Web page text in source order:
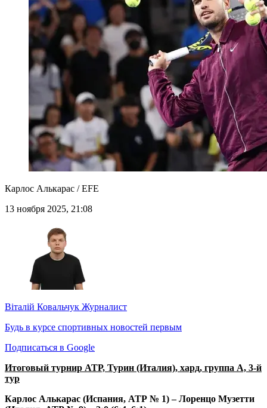
Карлос Алькарас / EFE
13 ноября 2025, 21:08
Віталій Ковальчук Журналист
Будь в курсе спортивных новостей первым
Подписаться в Google
Итоговый турнир АТР, Турин (Италия), хард, группа А, 3-й
тур
Карлос Алькарас (Испания, АТР № 1) – Лоренцо Музетти